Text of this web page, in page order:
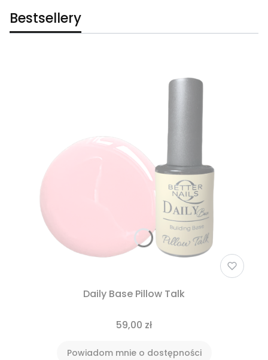
Bestsellery
Daily Base Pillow Talk
59,00 zł
Powiadom mnie o dostępności